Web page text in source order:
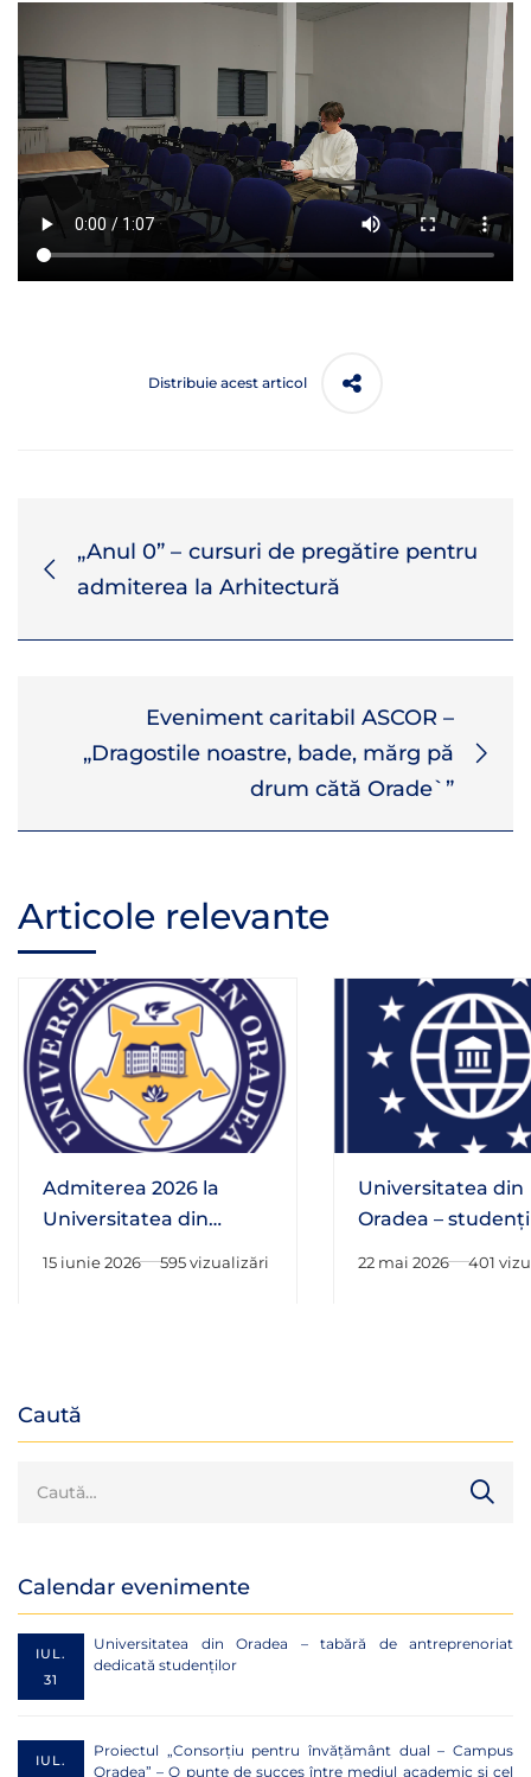
Distribuie acest articol
„Anul 0” – cursuri de pregătire pentru
admiterea la Arhitectură
Eveniment caritabil ASCOR –
„Dragostile noastre, bade, mărg pă
drum cătă Orade`”
Articole relevante
Admiterea 2026 la
Universitatea din
15 iunie 2026 595 vizualizări
Universitatea din
Oradea –
22 mai 2026 401
Caută
Calendar evenimente
IUL.
31
Universitatea din Oradea – tabără de antreprenoriat
dedicată studenților
IUL.
Proiectul „Consorțiu pentru învățământ dual – Campus
Oradea” – O punte de succes între mediul academic și cel